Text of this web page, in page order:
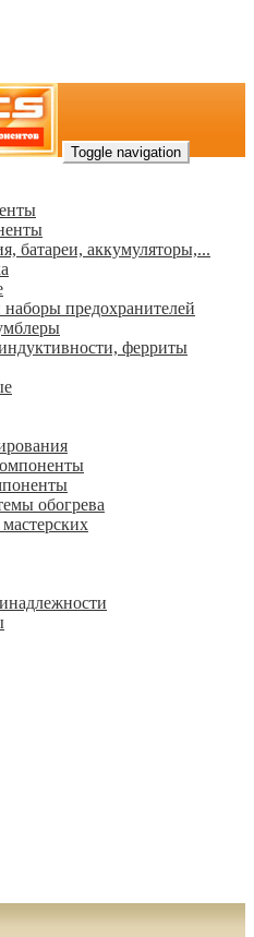
Toggle navigation
батареи, аккумуляторы,...
предохранителей
ферриты
обогрева